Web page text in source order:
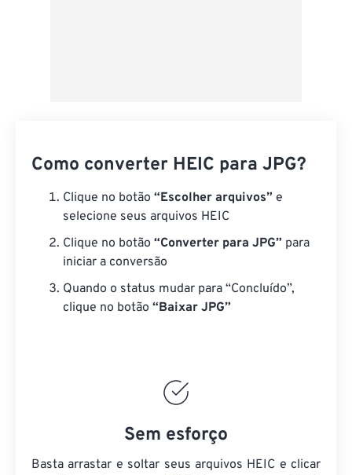
Como converter HEIC para JPG?
Clique no botão “Escolher arquivos” e
selecione seus arquivos HEIC
Clique no botão “Converter para JPG” para
iniciar a conversão
Quando o status mudar para “Concluído”,
clique no botão “Baixar JPG”
Sem esforço
Basta arrastar e soltar seus arquivos HEIC e clicar